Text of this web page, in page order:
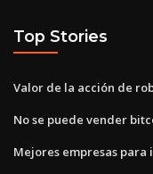
Top Stories
Valor de la acción de
No se puede vender
Mejores empresas